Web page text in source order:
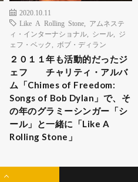
2020.10.11
Like A Rolling Stone
アムネステ
ィ・インターナショナル
シール
ジ
ェフ・ベック
ボブ・ディラン
２０１１年も活動的だったジ
ェフ チャリティ・アルバ
ム「Chimes of Freedom:
Songs of Bob Dylan」で、そ
の年のグラミーシンガー「シ
ール」と一緒に「Like A
Rolling Stone」